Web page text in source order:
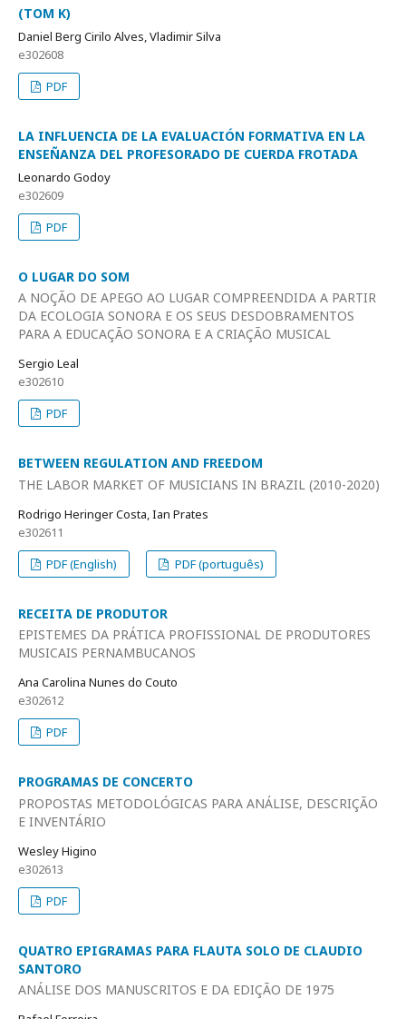
(TOM K)
Daniel Berg Cirilo Alves, Vladimir Silva
e302608
PDF
LA INFLUENCIA DE LA EVALUACIÓN FORMATIVA EN LA
ENSEÑANZA DEL PROFESORADO DE CUERDA FROTADA
Leonardo Godoy
e302609
PDF
O LUGAR DO SOM
A NOÇÃO DE APEGO AO LUGAR COMPREENDIDA A PARTIR
DA ECOLOGIA SONORA E OS SEUS DESDOBRAMENTOS
PARA A EDUCAÇÃO SONORA E A CRIAÇÃO MUSICAL
Sergio Leal
e302610
PDF
BETWEEN REGULATION AND FREEDOM
THE LABOR MARKET OF MUSICIANS IN BRAZIL (2010-2020)
Rodrigo Heringer Costa, Ian Prates
e302611
PDF (English)
PDF (português)
RECEITA DE PRODUTOR
EPISTEMES DA PRÁTICA PROFISSIONAL DE PRODUTORES
MUSICAIS PERNAMBUCANOS
Ana Carolina Nunes do Couto
e302612
PDF
PROGRAMAS DE CONCERTO
PROPOSTAS METODOLÓGICAS PARA ANÁLISE, DESCRIÇÃO
E INVENTÁRIO
Wesley Higino
e302613
PDF
QUATRO EPIGRAMAS PARA FLAUTA SOLO DE CLAUDIO
SANTORO
ANÁLISE DOS MANUSCRITOS E DA EDIÇÃO DE 1975